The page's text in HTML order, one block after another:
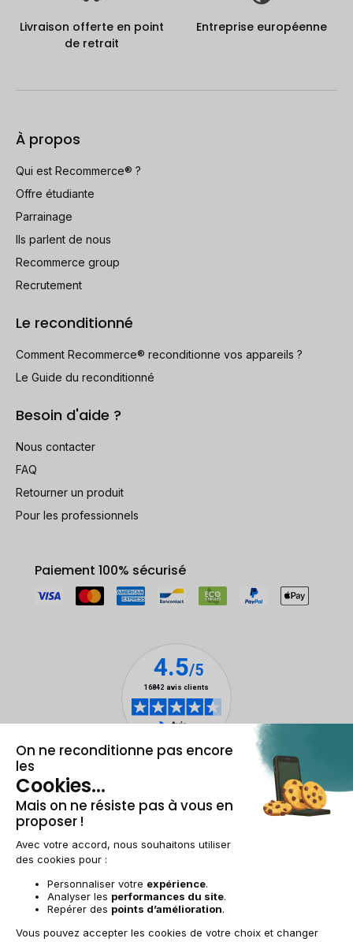
Livraison offerte en point
de retrait
Entreprise européenne
À propos
Qui est Recommerce® ?
Offre étudiante
Parrainage
Ils parlent de nous
Recommerce group
Recrutement
Le reconditionné
Comment Recommerce® reconditionne vos appareils ?
Le Guide du reconditionné
Besoin d'aide ?
Nous contacter
FAQ
Retourner un produit
Pour les professionnels
Paiement 100% sécurisé
Mentions légales & CGU
Conditions générales de venteDonnées personnelles
AccessibilitéPlan du site